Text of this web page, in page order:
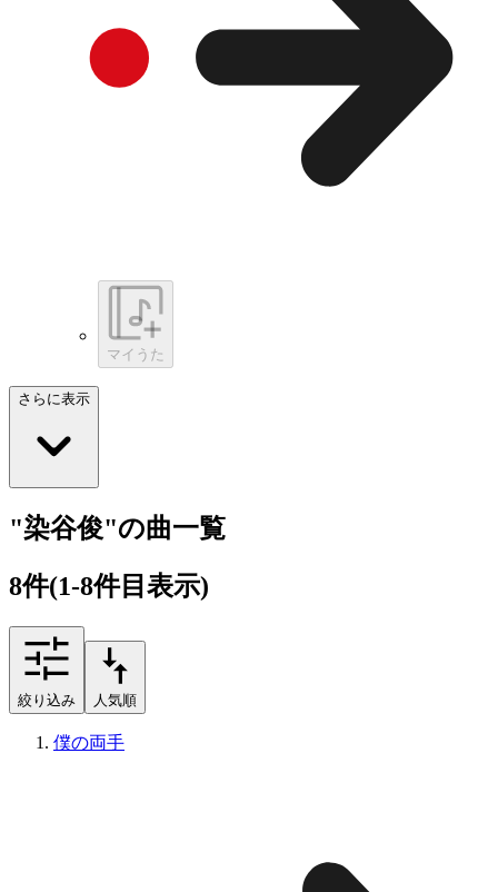
マイうた
さらに表示
"染谷俊"の曲一覧
8件(1-8件目表示)
絞り込み 人気順
僕の両手